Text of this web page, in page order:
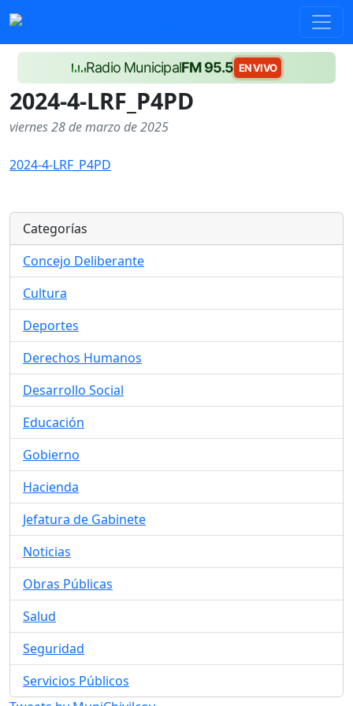
Radio MunicipalFM 95.5 EN VIVO
2024-4-LRF_P4PD
viernes 28 de marzo de 2025
2024-4-LRF_P4PD
Categorías
Concejo Deliberante
Cultura
Deportes
Derechos Humanos
Desarrollo Social
Educación
Gobierno
Hacienda
Jefatura de Gabinete
Noticias
Obras Públicas
Salud
Seguridad
Servicios Públicos